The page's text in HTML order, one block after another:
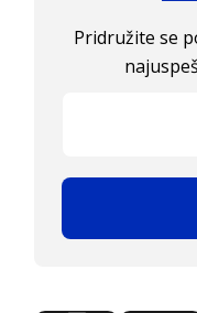
Pridružite se